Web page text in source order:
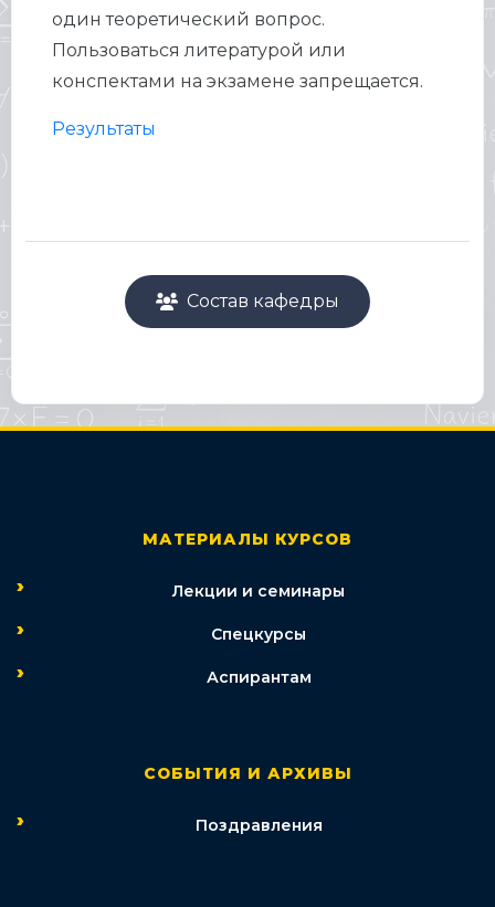
один теоретический вопрос.
Пользоваться литературой или
конспектами на экзамене запрещается.
Результаты
Состав кафедры
МАТЕРИАЛЫ КУРСОВ
Лекции и семинары
Спецкурсы
Аспирантам
СОБЫТИЯ И АРХИВЫ
Поздравления